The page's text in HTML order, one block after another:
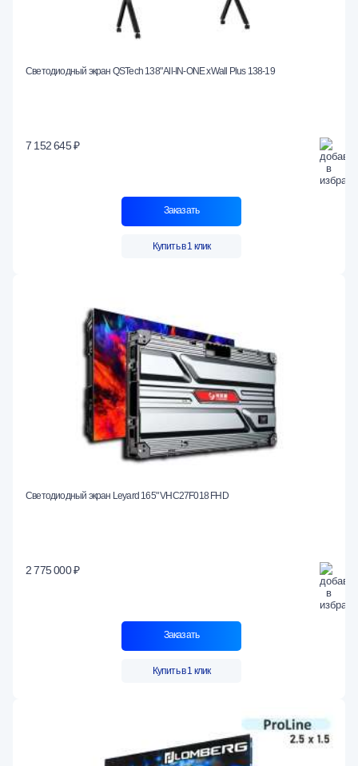
Светодиодный экран QSTech 138" All-IN-ONE xWall Plus 138-19
7 152 645 ₽
Заказать
Купить в 1 клик
Светодиодный экран Leyard 165" VHC27F018 FHD
2 775 000 ₽
Заказать
Купить в 1 клик